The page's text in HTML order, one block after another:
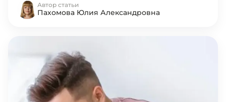
Автор статьи
Пахомова Юлия Александровна